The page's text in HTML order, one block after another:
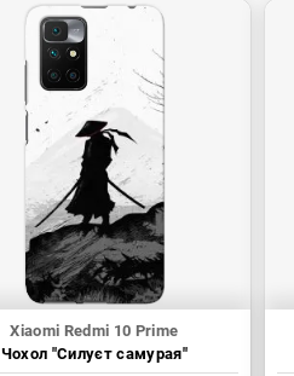
Xiaomi Redmi 10 Prime
Чохол "Силуєт самурая"